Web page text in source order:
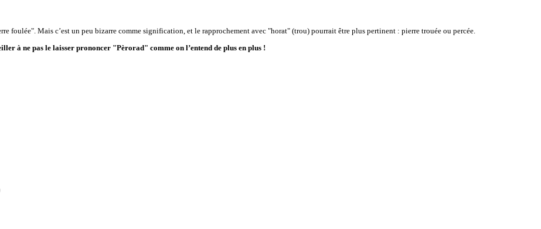
foulée". Mais c’est un peu bizarre comme signification, et le rapprochement avec "horat" (trou) pourrait être plus pertinent : pierre trouée ou percée.
à ne pas le laisser prononcer "Pèrorad" comme on l’entend de plus en plus !